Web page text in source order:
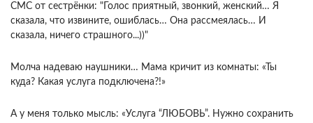
СМС от сестрёнки: "Голос приятный, звонкий, женский… Я
сказала, что извините, ошиблась… Она рассмеялась… И
сказала, ничего страшного...))"
Молча надеваю наушники… Мама кричит из комнаты: «Ты
куда? Какая услуга подключена?!»
А у меня только мысль: «Услуга “ЛЮБОВЬ”. Нужно сохранить